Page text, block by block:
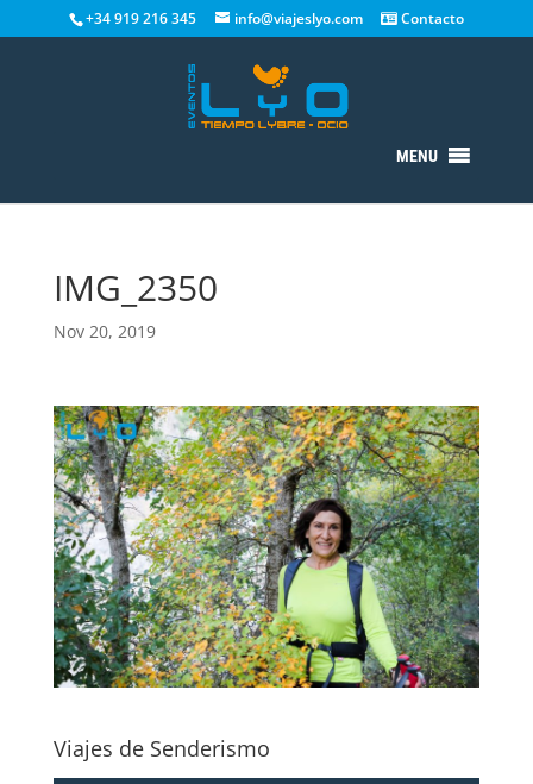
+34 919 216 345 info@viajeslyo.com Contacto
MENU
IMG_2350
Nov 20, 2019
Viajes de Senderismo